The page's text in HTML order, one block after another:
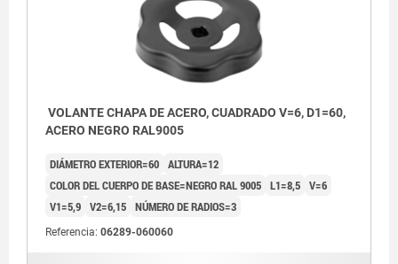
VOLANTE CHAPA DE ACERO, CUADRADO V=6, D1=60,
ACERO NEGRO RAL9005
DIÁMETRO EXTERIOR=60 ALTURA=12
COLOR DEL CUERPO DE BASE=NEGRO RAL 9005 L1=8,5 V=6
V1=5,9 V2=6,15 NÚMERO DE RADIOS=3
Referencia: 06289-060060